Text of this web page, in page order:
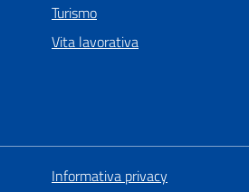
Turismo
Vita lavorativa
Informativa privacy